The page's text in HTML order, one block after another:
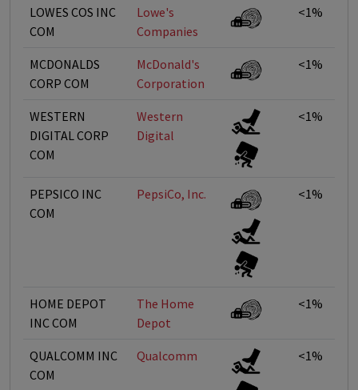
LOWES COS INC
COM
Lowe's
Companies
<1%
MCDONALDS
CORP COM
McDonald's
Corporation
<1%
WESTERN
DIGITAL CORP
COM
Western
Digital
<1%
PEPSICO INC
COM
PepsiCo, Inc. <1%
HOME DEPOT
INC COM
The Home
Depot
<1%
QUALCOMM INC
COM
Qualcomm <1%